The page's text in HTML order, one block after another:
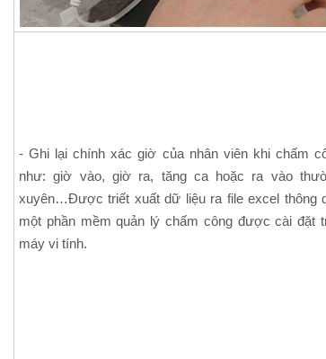
- Ghi lại chính xác giờ của nhân viên khi chấm
như: giờ vào, giờ ra, tăng ca hoặc ra vào
xuyên…Được triết xuất dữ liệu ra file excel thông
một phần mềm quản lý chấm công được cài đặt
máy vi tính.